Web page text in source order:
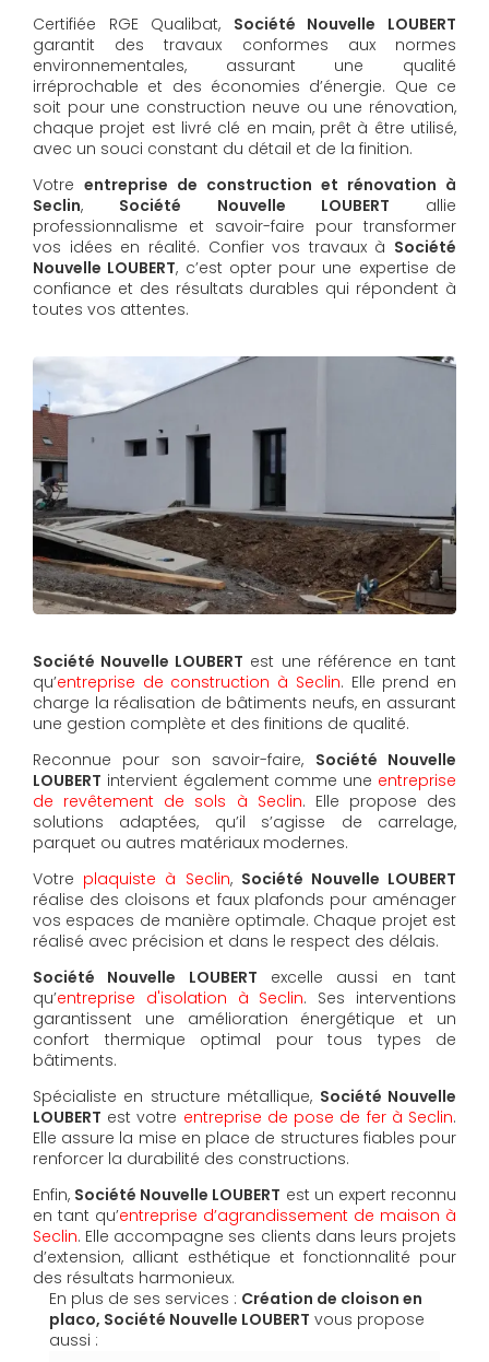
Certifiée RGE Qualibat, Société Nouvelle LOUBERT
garantit des travaux conformes aux normes
environnementales, assurant une qualité
irréprochable et des économies d’énergie. Que ce
soit pour une construction neuve ou une rénovation,
chaque projet est livré clé en main, prêt à être utilisé,
avec un souci constant du détail et de la finition.
Votre entreprise de construction et rénovation à
Seclin, Société Nouvelle LOUBERT allie
professionnalisme et savoir-faire pour transformer
vos idées en réalité. Confier vos travaux à Société
Nouvelle LOUBERT, c’est opter pour une expertise de
confiance et des résultats durables qui répondent à
toutes vos attentes.
Société Nouvelle LOUBERT est une référence en tant
qu’entreprise de construction à Seclin. Elle prend en
charge la réalisation de bâtiments neufs, en assurant
une gestion complète et des finitions de qualité.
Reconnue pour son savoir-faire, Société Nouvelle
LOUBERT intervient également comme une entreprise
de revêtement de sols à Seclin. Elle propose des
solutions adaptées, qu’il s’agisse de carrelage,
parquet ou autres matériaux modernes.
Votre plaquiste à Seclin, Société Nouvelle LOUBERT
réalise des cloisons et faux plafonds pour aménager
vos espaces de manière optimale. Chaque projet est
réalisé avec précision et dans le respect des délais.
Société Nouvelle LOUBERT excelle aussi en tant
qu’entreprise d'isolation à Seclin. Ses interventions
garantissent une amélioration énergétique et un
confort thermique optimal pour tous types de
bâtiments.
Spécialiste en structure métallique, Société Nouvelle
LOUBERT est votre entreprise de pose de fer à Seclin.
Elle assure la mise en place de structures fiables pour
renforcer la durabilité des constructions.
Enfin, Société Nouvelle LOUBERT est un expert reconnu
en tant qu’entreprise d’agrandissement de maison à
Seclin. Elle accompagne ses clients dans leurs projets
d’extension, alliant esthétique et fonctionnalité pour
des résultats harmonieux.
En plus de ses services : Création de cloison en
placo, Société Nouvelle LOUBERT vous propose
aussi :